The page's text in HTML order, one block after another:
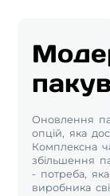
Оновлення
опцій, яка
Комплексна
збільшення
- потреба,
виробника